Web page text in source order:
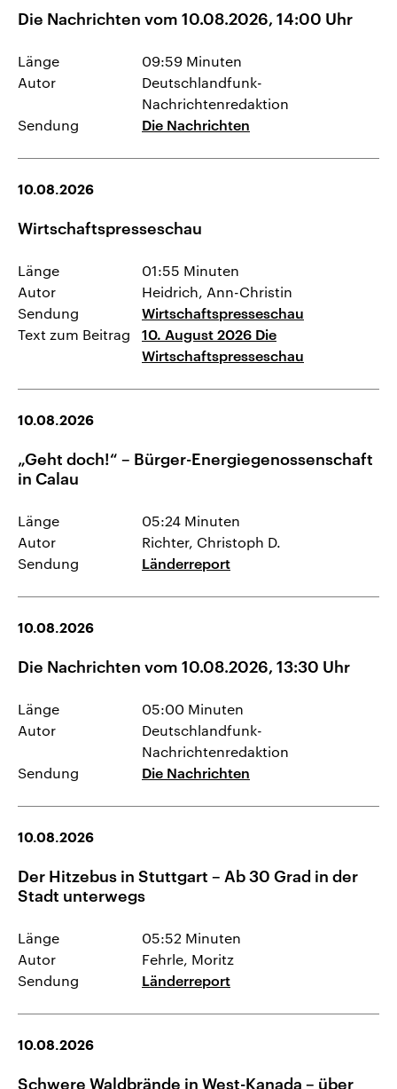
Die Nachrichten vom 10.08.2026, 14:00 Uhr
Länge
09:59 Minuten
Autor
Deutschlandfunk-
Nachrichtenredaktion
Sendung
Die Nachrichten
10.08.2026
Wirtschaftspresseschau
Länge
01:55 Minuten
Autor
Heidrich, Ann-Christin
Sendung
Wirtschaftspresseschau
Text zum Beitrag
10. August 2026 Die
Wirtschaftspresseschau
10.08.2026
„Geht doch!“ – Bürger-Energiegenossenschaft
in Calau
Länge
05:24 Minuten
Autor
Richter, Christoph D.
Sendung
Länderreport
10.08.2026
Die Nachrichten vom 10.08.2026, 13:30 Uhr
Länge
05:00 Minuten
Autor
Deutschlandfunk-
Nachrichtenredaktion
Sendung
Die Nachrichten
10.08.2026
Der Hitzebus in Stuttgart – Ab 30 Grad in der
Stadt unterwegs
Länge
05:52 Minuten
Autor
Fehrle, Moritz
Sendung
Länderreport
10.08.2026
Schwere Waldbrände in West-Kanada – über